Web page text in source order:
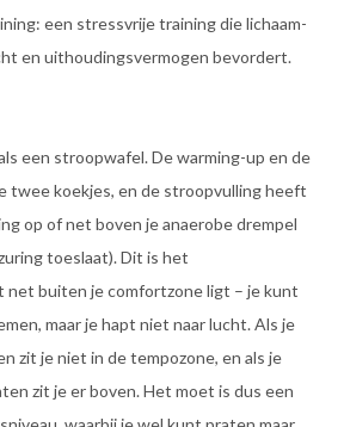
een stressvrije training die lichaam-
en uithoudingsvermogen bevordert.
een stroopwafel. De warming-up en de
twee koekjes, en de stroopvulling heeft
op of net boven je anaerobe drempel
toeslaat). Dit is het
net buiten je comfortzone ligt – je kunt
maar je hapt niet naar lucht. Als je
zit je niet in de tempozone, en als je
zit je er boven. Het moet is dus een